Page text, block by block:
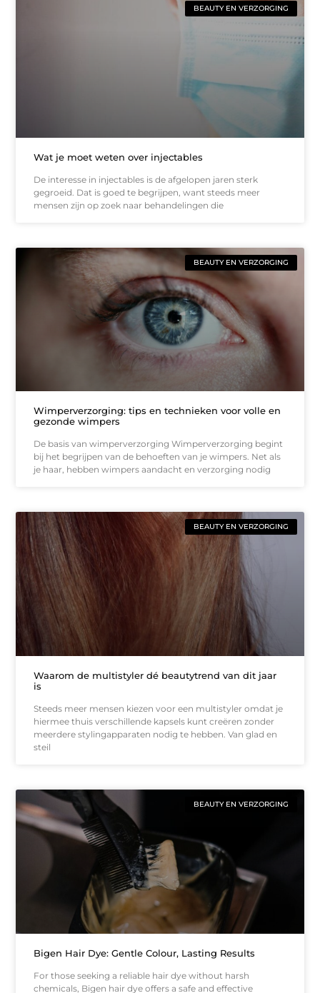
BEAUTY EN VERZORGING
Wat je moet weten over injectables
De interesse in injectables is de afgelopen jaren sterk
gegroeid. Dat is goed te begrijpen, want steeds meer
mensen zijn op zoek naar behandelingen die
BEAUTY EN VERZORGING
Wimperverzorging: tips en technieken voor volle en
gezonde wimpers
De basis van wimperverzorging Wimperverzorging begint
bij het begrijpen van de behoeften van je wimpers. Net als
je haar, hebben wimpers aandacht en verzorging nodig
BEAUTY EN VERZORGING
Waarom de multistyler dé beautytrend van dit jaar
is
Steeds meer mensen kiezen voor een multistyler omdat je
hiermee thuis verschillende kapsels kunt creëren zonder
meerdere stylingapparaten nodig te hebben. Van glad en
steil
BEAUTY EN VERZORGING
Bigen Hair Dye: Gentle Colour, Lasting Results
For those seeking a reliable hair dye without harsh
chemicals, Bigen hair dye offers a safe and effective